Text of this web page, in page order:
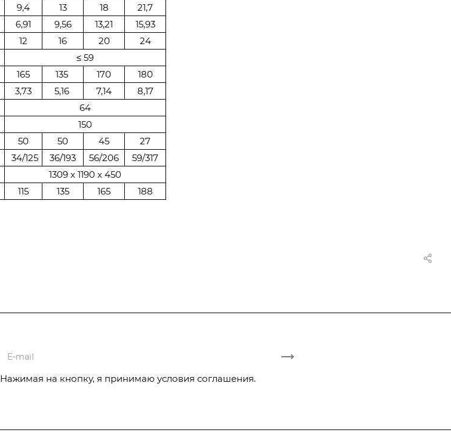
9,4 13 18
21,7
6,91 9,56 13,21
15,93
12 16 20
24
≤ 59
165 135 170
180
3,73 5,16 7,14
8,17
64
150
50 50 45
27
34/125 36/193 56/206
59/317
1309 х 1190 х 450
115 135 165 188
Нажимая на кнопку, я принимаю условия соглашения.